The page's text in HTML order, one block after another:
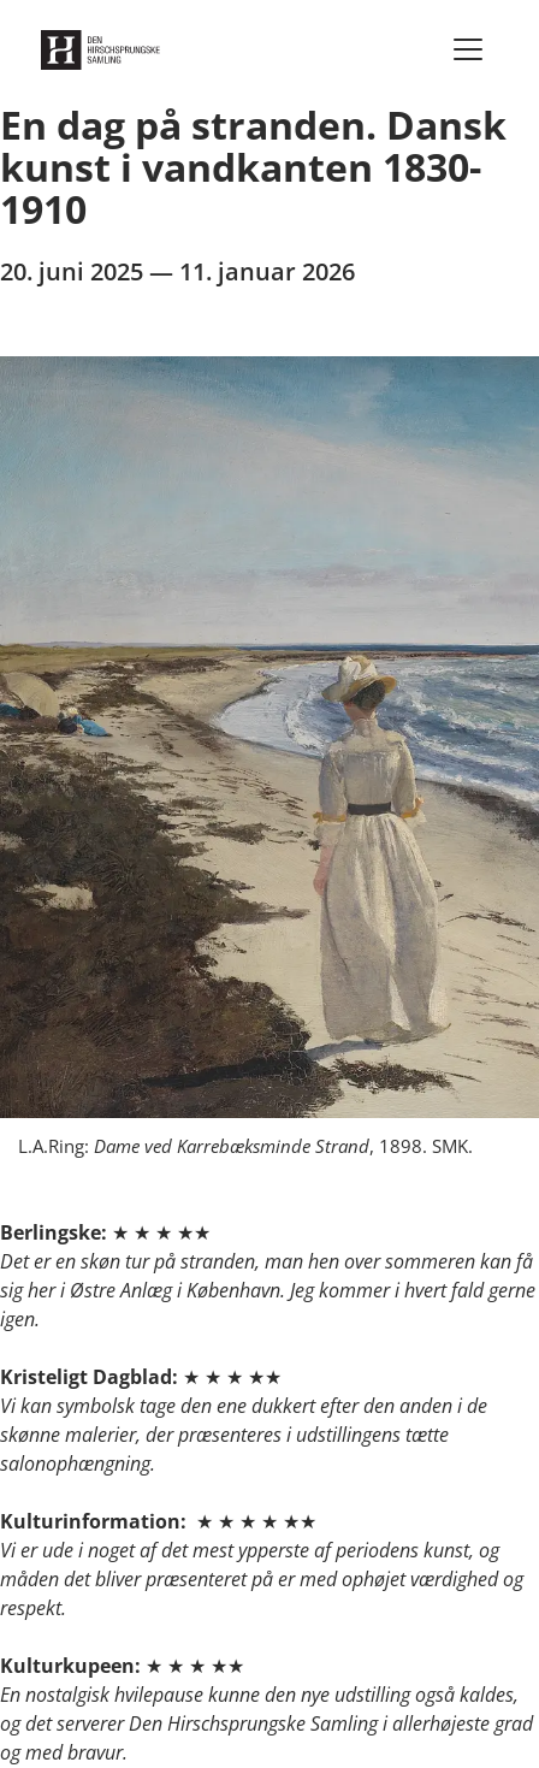
En dag på stranden. Dansk
kunst i vandkanten 1830-
1910
20. juni 2025 — 11. januar 2026
L.A.Ring: Dame ved Karrebæksminde Strand, 1898. SMK.
Berlingske: ★ ★ ★ ★★
Det er en skøn tur på stranden, man hen over sommeren kan få
sig her i Østre Anlæg i København. Jeg kommer i hvert fald gerne
igen.
Kristeligt Dagblad: ★ ★ ★ ★★
Vi kan symbolsk tage den ene dukkert efter den anden i de
skønne malerier, der præsenteres i udstillingens tætte
salonophængning.
Kulturinformation: ★ ★ ★ ★ ★★
Vi er ude i noget af det mest ypperste af periodens kunst, og
måden det bliver præsenteret på er med ophøjet værdighed og
respekt.
Kulturkupeen: ★ ★ ★ ★★
En nostalgisk hvilepause kunne den nye udstilling også kaldes,
og det serverer Den Hirschsprungske Samling i allerhøjeste grad
og med bravur.